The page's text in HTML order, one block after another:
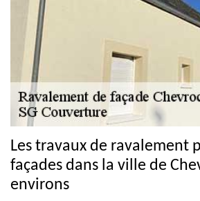
Les travaux de ravalement
façades dans la ville de
environs